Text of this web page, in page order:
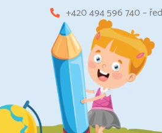
+420 494 596 740 –